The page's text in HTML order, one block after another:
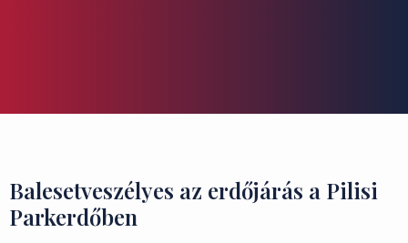
Balesetveszélyes az erdőjárás a Pilisi
Parkerdőben